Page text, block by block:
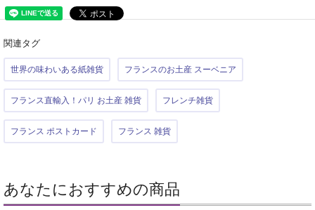
関連タグ
世界の味わいある紙雑貨 フランスのお土産 スーベニア
フランス直輸入！パリ お土産 雑貨 フレンチ雑貨
フランス ポストカード フランス 雑貨
あなたにおすすめの商品